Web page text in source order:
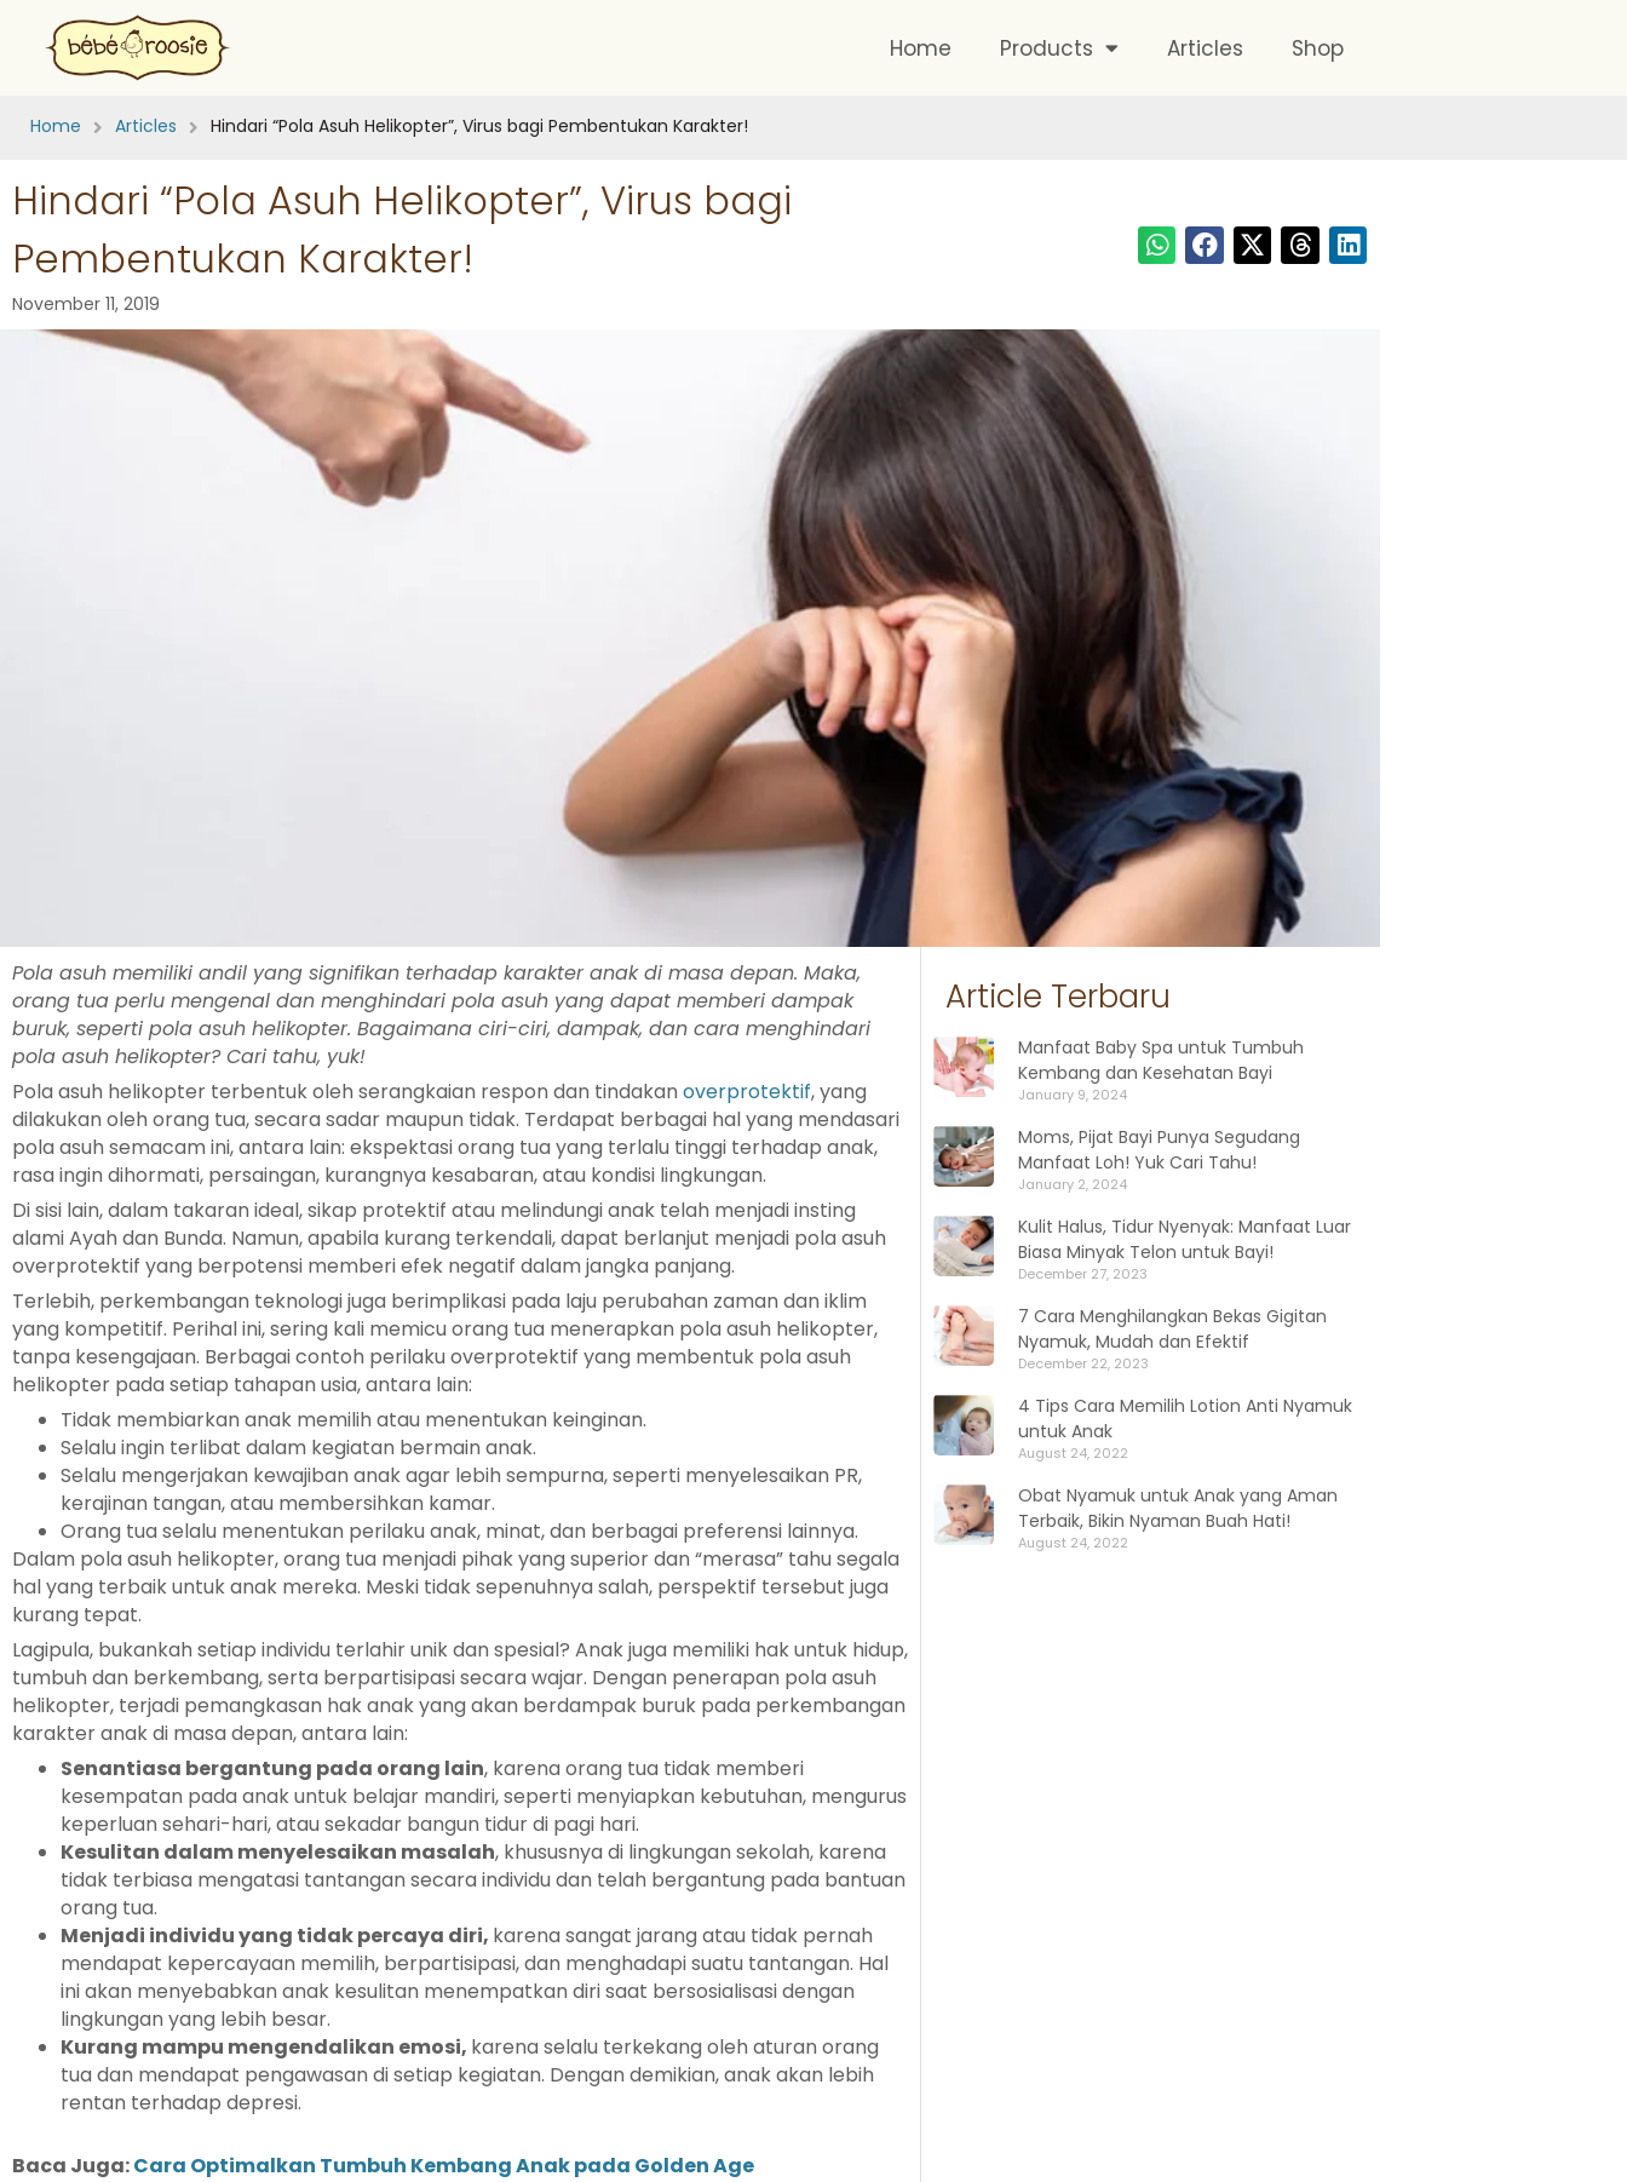
Home Products Articles Shop
Home Articles Hindari “Pola Asuh Helikopter”, Virus bagi Pembentukan Karakter!
Hindari “Pola Asuh Helikopter”, Virus bagi
Pembentukan Karakter!
November 11, 2019
Pola asuh memiliki andil yang signifikan terhadap karakter anak di masa depan. Maka,
orang tua perlu mengenal dan menghindari pola asuh yang dapat memberi dampak
buruk, seperti pola asuh helikopter. Bagaimana ciri-ciri, dampak, dan cara menghindari
pola asuh helikopter? Cari tahu, yuk!
Pola asuh helikopter terbentuk oleh serangkaian respon dan tindakan overprotektif, yang
dilakukan oleh orang tua, secara sadar maupun tidak. Terdapat berbagai hal yang mendasari
pola asuh semacam ini, antara lain: ekspektasi orang tua yang terlalu tinggi terhadap anak,
rasa ingin dihormati, persaingan, kurangnya kesabaran, atau kondisi lingkungan.
Di sisi lain, dalam takaran ideal, sikap protektif atau melindungi anak telah menjadi insting
alami Ayah dan Bunda. Namun, apabila kurang terkendali, dapat berlanjut menjadi pola asuh
overprotektif yang berpotensi memberi efek negatif dalam jangka panjang.
Terlebih, perkembangan teknologi juga berimplikasi pada laju perubahan zaman dan iklim
yang kompetitif. Perihal ini, sering kali memicu orang tua menerapkan pola asuh helikopter,
tanpa kesengajaan. Berbagai contoh perilaku overprotektif yang membentuk pola asuh
helikopter pada setiap tahapan usia, antara lain:
Tidak membiarkan anak memilih atau menentukan keinginan.
Selalu ingin terlibat dalam kegiatan bermain anak.
Selalu mengerjakan kewajiban anak agar lebih sempurna, seperti menyelesaikan PR,
kerajinan tangan, atau membersihkan kamar.
Orang tua selalu menentukan perilaku anak, minat, dan berbagai preferensi lainnya.
Dalam pola asuh helikopter, orang tua menjadi pihak yang superior dan “merasa” tahu segala
hal yang terbaik untuk anak mereka. Meski tidak sepenuhnya salah, perspektif tersebut juga
kurang tepat.
Lagipula, bukankah setiap individu terlahir unik dan spesial? Anak juga memiliki hak untuk hidup,
tumbuh dan berkembang, serta berpartisipasi secara wajar. Dengan penerapan pola asuh
helikopter, terjadi pemangkasan hak anak yang akan berdampak buruk pada perkembangan
karakter anak di masa depan, antara lain:
Senantiasa bergantung pada orang lain, karena orang tua tidak memberi
kesempatan pada anak untuk belajar mandiri, seperti menyiapkan kebutuhan, mengurus
keperluan sehari-hari, atau sekadar bangun tidur di pagi hari.
Kesulitan dalam menyelesaikan masalah, khususnya di lingkungan sekolah, karena
tidak terbiasa mengatasi tantangan secara individu dan telah bergantung pada bantuan
orang tua.
Menjadi individu yang tidak percaya diri, karena sangat jarang atau tidak pernah
mendapat kepercayaan memilih, berpartisipasi, dan menghadapi suatu tantangan. Hal
ini akan menyebabkan anak kesulitan menempatkan diri saat bersosialisasi dengan
lingkungan yang lebih besar.
Kurang mampu mengendalikan emosi, karena selalu terkekang oleh aturan orang
tua dan mendapat pengawasan di setiap kegiatan. Dengan demikian, anak akan lebih
rentan terhadap depresi.
Baca Juga:Cara Optimalkan Tumbuh Kembang Anak pada Golden Age
Article Terbaru
Manfaat Baby Spa untuk Tumbuh
Kembang dan Kesehatan Bayi
January 9, 2024
Moms, Pijat Bayi Punya Segudang
Manfaat Loh! Yuk Cari Tahu!
January 2, 2024
Kulit Halus, Tidur Nyenyak: Manfaat Luar
Biasa Minyak Telon untuk Bayi!
December 27, 2023
7 Cara Menghilangkan Bekas Gigitan
Nyamuk, Mudah dan Efektif
December 22, 2023
4 Tips Cara Memilih Lotion Anti Nyamuk
untuk Anak
August 24, 2022
Obat Nyamuk untuk Anak yang Aman
Terbaik, Bikin Nyaman Buah Hati!
August 24, 2022